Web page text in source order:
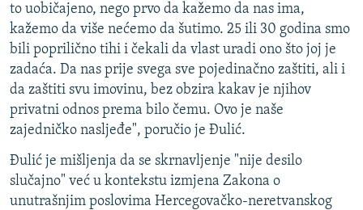
to uobičajeno, nego prvo da kažemo da nas ima,
kažemo da više nećemo da šutimo. 25 ili 30 godina smo
bili poprilično tihi i čekali da vlast uradi ono što joj je
zadaća. Da nas prije svega sve pojedinačno zaštiti, ali i
da zaštiti svu imovinu, bez obzira kakav je njihov
privatni odnos prema bilo čemu. Ovo je naše
zajedničko nasljeđe", poručio je Đulić.
Đulić je mišljenja da se skrnavljenje "nije desilo
slučajno" već u kontekstu izmjena Zakona o
unutrašnjim poslovima Hercegovačko-neretvanskog